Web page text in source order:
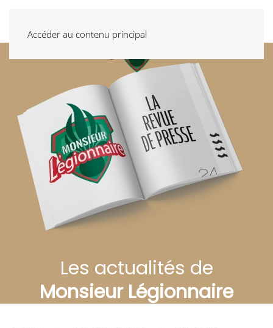
Accéder au contenu principal
Les actualités de
Monsieur Légionnaire